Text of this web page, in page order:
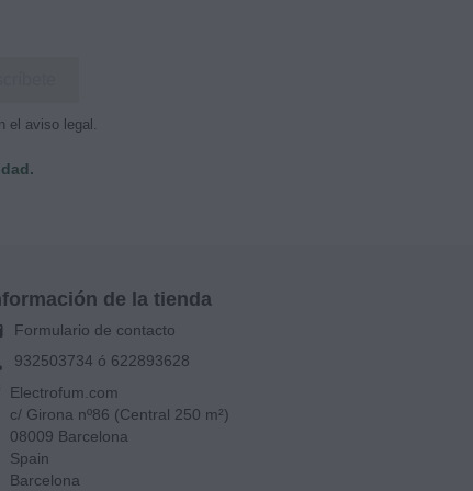
el aviso legal.
de la tienda
Formulario de contacto
932503734 ó 622893628
Electrofum.com
c/ Girona nº86 (Central 250 m²)
08009 Barcelona
Spain
Barcelona